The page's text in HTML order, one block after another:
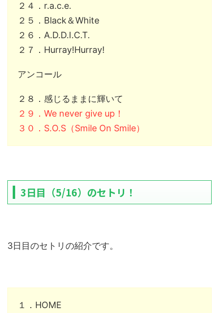
２４．r.a.c.e.
２５．Black＆White
２６．A.D.D.I.C.T.
２７．Hurray!Hurray!
アンコール
２８．感じるままに輝いて
２９．We never give up！
３０．S.O.S（Smile On Smile）
3日目（5/16）のセトリ！
3日目のセトリの紹介です。
１．HOME